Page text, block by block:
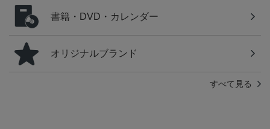
書籍・DVD・カレンダー
オリジナルブランド
すべて見る